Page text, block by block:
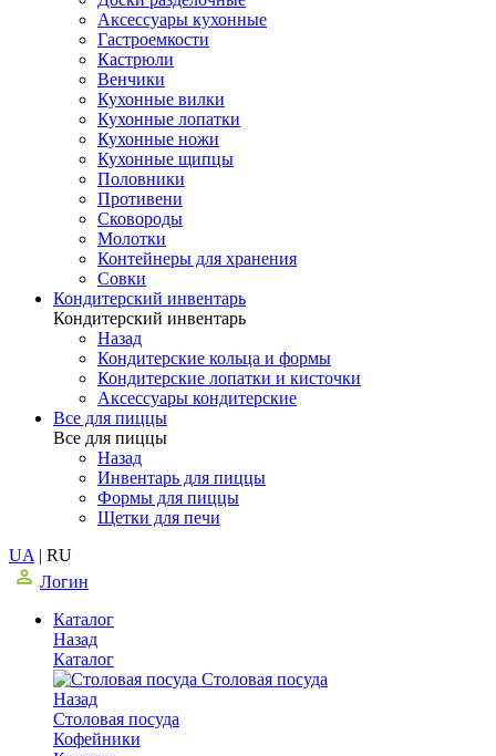
Аксессуары кухонные
Гастроемкости
Кастрюли
Венчики
Кухонные вилки
Кухонные лопатки
Кухонные ножи
Кухонные щипцы
Половники
Противени
Сковороды
Молотки
Контейнеры для хранения
Совки
Кондитерский инвентарь
Кондитерский инвентарь
Назад
Кондитерские кольца и формы
Кондитерские лопатки и кисточки
Аксессуары кондитерские
Все для пиццы
Все для пиццы
Назад
Инвентарь для пиццы
Формы для пиццы
Щетки для печи
UA | RU
Логин
Каталог
Назад
Каталог
Столовая посуда
Назад
Столовая посуда
Кофейники